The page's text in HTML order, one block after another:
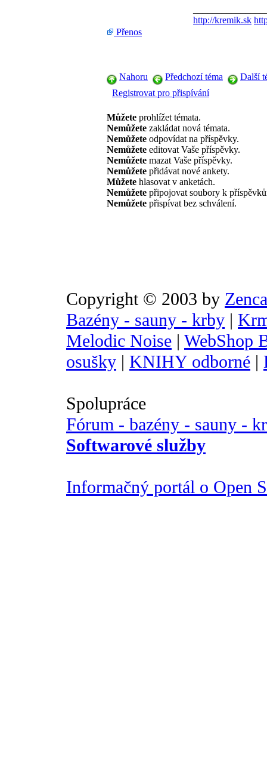
http://kremik.sk
Přenos
Nahoru Předchozí téma
Další
Registrovat pro přispívání
Můžete prohlížet témata.
Nemůžete zakládat nová témata.
Nemůžete odpovídat na příspěvky.
Nemůžete editovat Vaše příspěvky.
Nemůžete mazat Vaše příspěvky.
Nemůžete přidávat nové ankety.
Můžete hlasovat v anketách.
Nemůžete připojovat soubory k
Nemůžete přispívat bez schválení.
Copyright © 2003 by
Bazény - sauny - krby |
Melodic Noise | WebShop
osušky | KNIHY odborné |
Spolupráce
Fórum - bazény - sauny -
Softwarové služby
Informačný portál o Open